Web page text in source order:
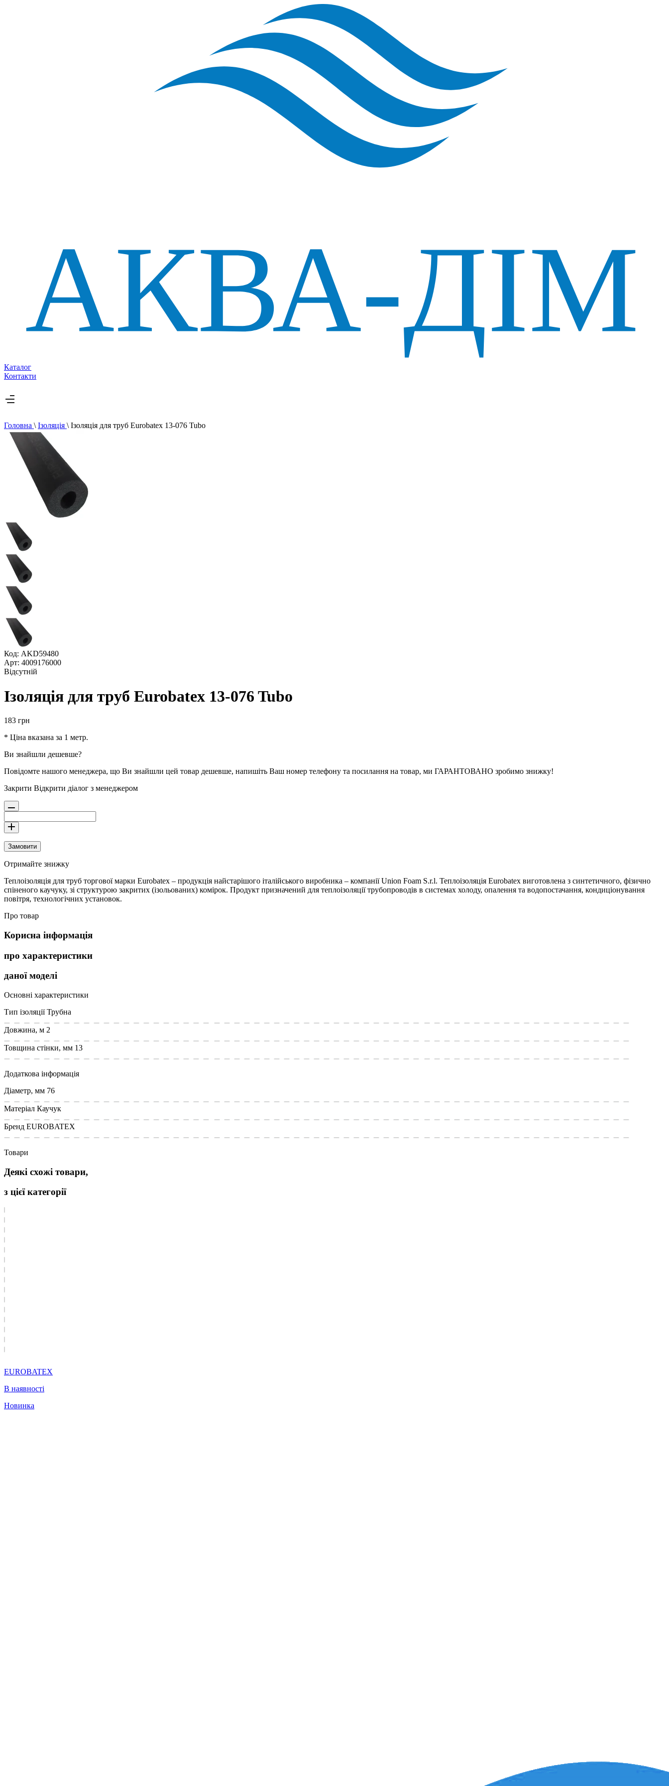
Каталог
Контакти
Головна \ Ізоляція \ Ізоляція для труб Eurobatex 13-076 Tubo
Код: AKD59480
Арт: 4009176000
Відсутній
Ізоляція для труб Eurobatex 13-076 Tubo
183 грн
* Ціна вказана за 1 метр.
Ви знайшли дешевше?
Повідомте нашого менеджера, що Ви знайшли цей товар дешевше, напишіть Ваш номер телефону та посилання на товар, ми ГАРАНТОВАНО зробимо знижку!
Закрити Відкрити діалог з менеджером
Замовити
Отримайте знижку
Теплоізоляція для труб торгової марки Eurobatex – продукція найстарішого італійського виробника – компанії Union Foam S.r.l. Теплоізоляція Eurobatex виготовлена з синтетичного, фізично
спіненого каучуку, зі структурою закритих (ізольованих) комірок. Продукт призначений для теплоізоляції трубопроводів в системах холоду, опалення та водопостачання, кондиціонування
повітря, технологічних установок.
Про товар
Корисна інформація
про характеристики
даної моделі
Основні характеристики
Тип ізоляції Трубна
Довжина, м 2
Товщина стінки, мм 13
Додаткова інформація
Діаметр, мм 76
Матеріал Каучук
Бренд EUROBATEX
Товари
Деякі схожі товари,
з цієї категорії
EUROBATEX
В наявності
Новинка